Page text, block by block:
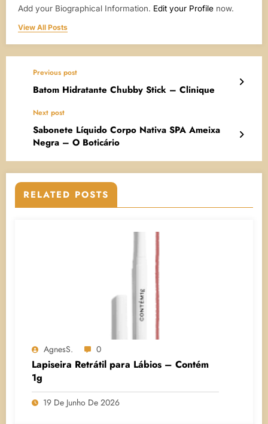
Add your Biographical Information. Edit your Profile now.
View All Posts
Previous post
Batom Hidratante Chubby Stick – Clinique
Next post
Sabonete Líquido Corpo Nativa SPA Ameixa
Negra – O Boticário
RELATED POSTS
AgnesS. 0
Lapiseira Retrátil para Lábios – Contém
1g
19 De Junho De 2026